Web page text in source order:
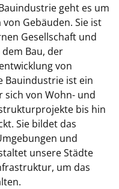
geht es um
Gebäuden. Sie ist
Gesellschaft und
Bau, der
von
Bauindustrie ist ein
sich von Wohn- und
bis hin
Sie bildet das
und
unsere Städte
um das